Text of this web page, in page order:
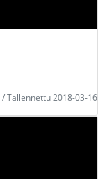
/ Tallennettu 2018-03-16